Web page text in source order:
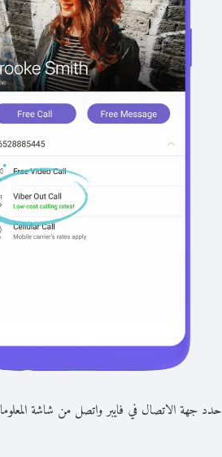
حدد جهة الاتصال في فايبر واتصل من شاشة